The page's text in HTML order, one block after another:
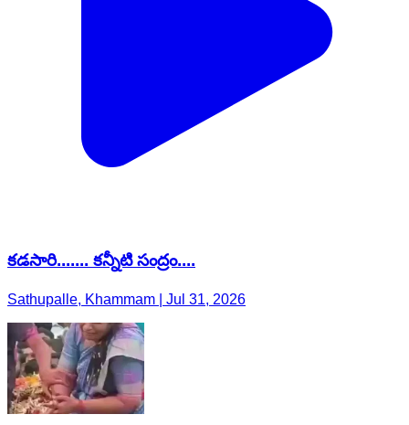
కడసారి....... కన్నీటి సంద్రం....
Sathupalle, Khammam | Jul 31, 2026